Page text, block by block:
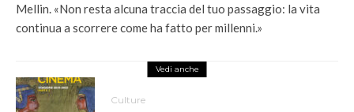
Mellin. «Non resta alcuna traccia del tuo passaggio: la vita
continua a scorrere come ha fatto per millenni.»
Vedi anche
Culture